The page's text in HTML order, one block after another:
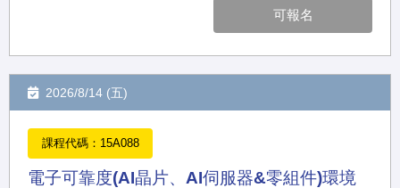
可報名
2026/8/14 (五)
課程代碼：15A088
電子可靠度(AI晶片、AI伺服器&零組件)環境